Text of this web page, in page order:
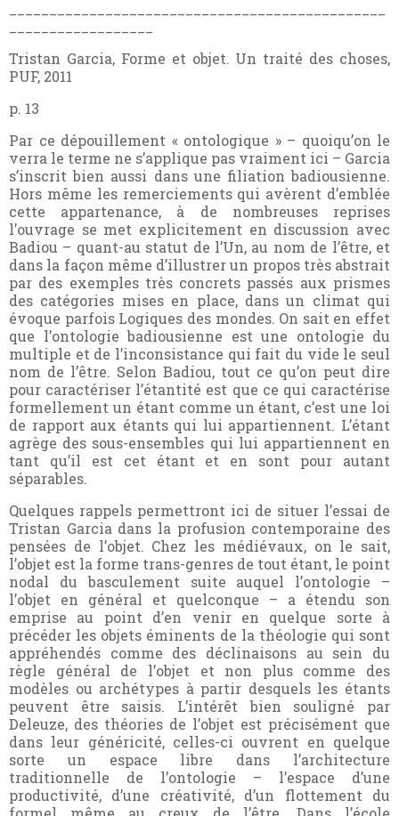
Tristan Garcia, Forme et objet. Un traité des choses,
PUF, 2011
p. 13
Par ce dépouillement « ontologique » – quoiqu’on le
verra le terme ne s’applique pas vraiment ici – Garcia
s’inscrit bien aussi dans une filiation badiousienne.
Hors même les remerciements qui avèrent d’emblée
cette appartenance, à de nombreuses reprises
l’ouvrage se met explicitement en discussion avec
Badiou – quant-au statut de l’Un, au nom de l’être, et
dans la façon même d’illustrer un propos très abstrait
par des exemples très concrets passés aux prismes
des catégories mises en place, dans un climat qui
évoque parfois Logiques des mondes. On sait en effet
que l’ontologie badiousienne est une ontologie du
multiple et de l’inconsistance qui fait du vide le seul
nom de l’être. Selon Badiou, tout ce qu’on peut dire
pour caractériser l’étantité est que ce qui caractérise
formellement un étant comme un étant, c’est une loi
de rapport aux étants qui lui appartiennent. L’étant
agrège des sous-ensembles qui lui appartiennent en
tant qu’il est cet étant et en sont pour autant
séparables.
Quelques rappels permettront ici de situer l’essai de
Tristan Garcia dans la profusion contemporaine des
pensées de l’objet. Chez les médiévaux, on le sait,
l’objet est la forme trans-genres de tout étant, le point
nodal du basculement suite auquel l’ontologie –
l’objet en général et quelconque – a étendu son
emprise au point d’en venir en quelque sorte à
précéder les objets éminents de la théologie qui sont
appréhendés comme des déclinaisons au sein du
règle général de l’objet et non plus comme des
modèles ou archétypes à partir desquels les étants
peuvent être saisis. L’intérêt bien souligné par
Deleuze, des théories de l’objet est précisément que
dans leur généricité, celles-ci ouvrent en quelque
sorte un espace libre dans l’architecture
traditionnelle de l’ontologie – l’espace d’une
productivité, d’une créativité, d’un flottement du